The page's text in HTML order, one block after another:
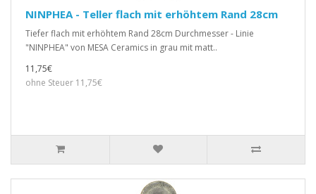
NINPHEA - Teller flach mit erhöhtem Rand 28cm
Tiefer flach mit erhöhtem Rand 28cm Durchmesser - Linie
"NINPHEA" von MESA Ceramics in grau mit matt..
11,75€
ohne Steuer 11,75€